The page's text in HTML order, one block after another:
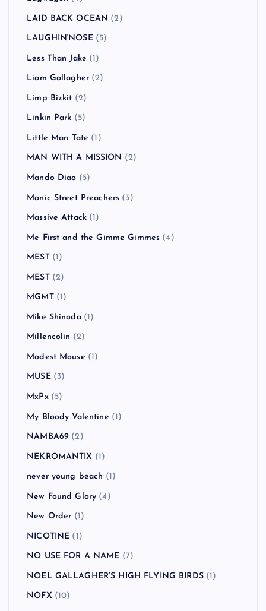
LAID BACK OCEAN (2)
LAUGHIN'NOSE(5)
Less Than Jake (1)
Liam Gallagher (2)
Limp Bizkit (2)
Linkin Park (5)
Little Man Tate (1)
MAN WITH A MISSION (2)
Mando Diao (5)
Manic Street Preachers (3)
Massive Attack (1)
Me First and the Gimme Gimmes (4)
MEST(1)
MEST(2)
MGMT(1)
Mike Shinoda(1)
Millencolin (2)
Modest Mouse (1)
MUSE(3)
MxPx(5)
My Bloody Valentine (1)
NAMBA69 (2)
NEKROMANTIX (1)
never young beach (1)
New Found Glory (4)
New Order (1)
NICOTINE (1)
NO USE FOR A NAME (7)
NOEL GALLAGHER’S HIGH FLYING BIRDS(1)
NOFX (10)